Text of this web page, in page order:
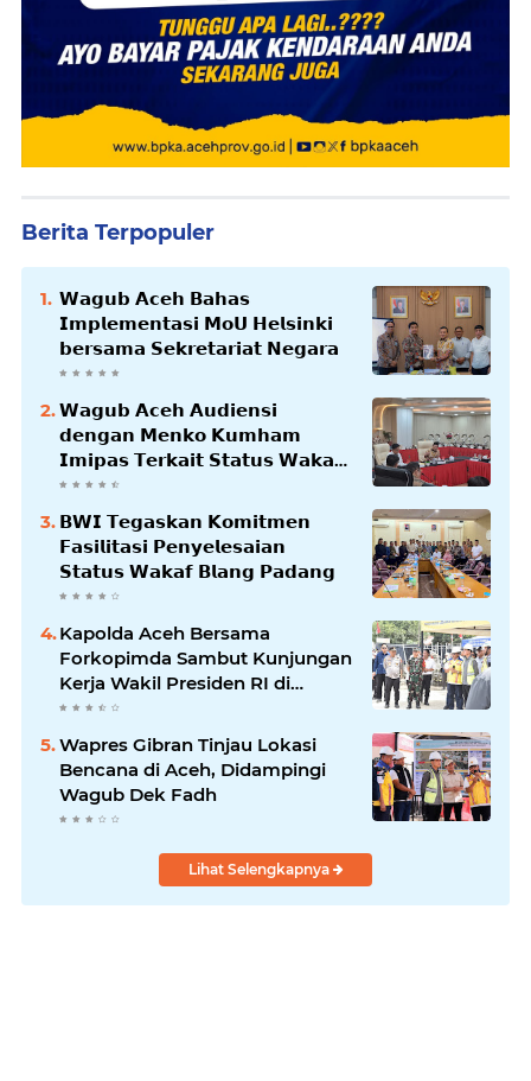
Berita Terpopuler
𝗪𝗮𝗴𝘂𝗯 𝗔𝗰𝗲𝗵 𝗕𝗮𝗵𝗮𝘀
𝗜𝗺𝗽𝗹𝗲𝗺𝗲𝗻𝘁𝗮𝘀𝗶 𝗠𝗼𝗨 𝗛𝗲𝗹𝘀𝗶𝗻𝗸𝗶
𝗯𝗲𝗿𝘀𝗮𝗺𝗮 𝗦𝗲𝗸𝗿𝗲𝘁𝗮𝗿𝗶𝗮𝘁 𝗡𝗲𝗴𝗮𝗿𝗮
𝗪𝗮𝗴𝘂𝗯 𝗔𝗰𝗲𝗵 𝗔𝘂𝗱𝗶𝗲𝗻𝘀𝗶
𝗱𝗲𝗻𝗴𝗮𝗻 𝗠𝗲𝗻𝗸𝗼 𝗞𝘂𝗺𝗵𝗮𝗺
𝗜𝗺𝗶𝗽𝗮𝘀 𝗧𝗲𝗿𝗸𝗮𝗶𝘁 𝗦𝘁𝗮𝘁𝘂𝘀 𝗪𝗮𝗸𝗮𝗳
𝗕𝗹𝗮𝗻𝗴𝗽𝗮𝗱𝗮𝗻𝗴
𝗕𝗪𝗜 𝗧𝗲𝗴𝗮𝘀𝗸𝗮𝗻 𝗞𝗼𝗺𝗶𝘁𝗺𝗲𝗻
𝗙𝗮𝘀𝗶𝗹𝗶𝘁𝗮𝘀𝗶 𝗣𝗲𝗻𝘆𝗲𝗹𝗲𝘀𝗮𝗶𝗮𝗻
𝗦𝘁𝗮𝘁𝘂𝘀 𝗪𝗮𝗸𝗮𝗳 𝗕𝗹𝗮𝗻𝗴 𝗣𝗮𝗱𝗮𝗻𝗴
Kapolda Aceh Bersama
Forkopimda Sambut Kunjungan
Kerja Wakil Presiden RI di
Kabupaten Bireuen
Wapres Gibran Tinjau Lokasi
Bencana di Aceh, Didampingi
Wagub Dek Fadh
Lihat Selengkapnya